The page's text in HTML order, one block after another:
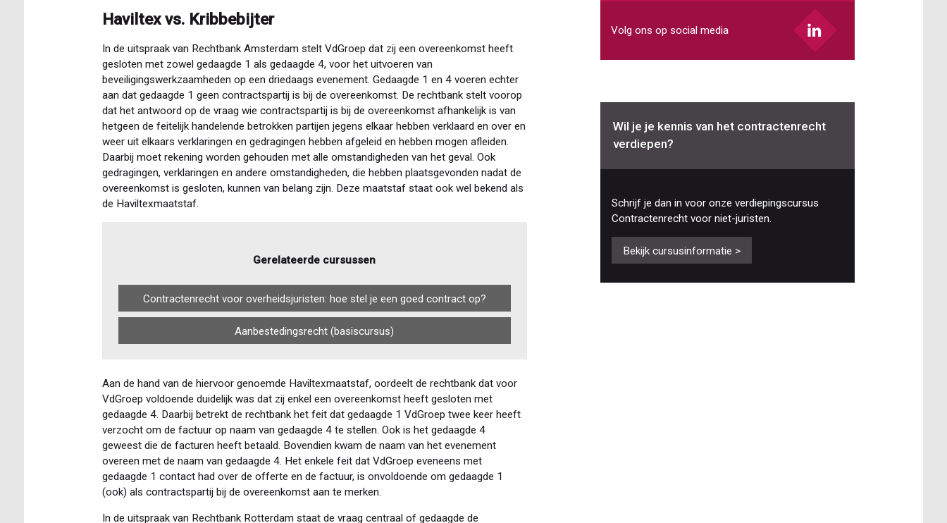
Haviltex vs. Kribbebijter
In de uitspraak van Rechtbank Amsterdam stelt VdGroep dat zij een overeenkomst heeft
gesloten met zowel gedaagde 1 als gedaagde 4, voor het uitvoeren van
beveiligingswerkzaamheden op een driedaags evenement. Gedaagde 1 en 4 voeren echter
aan dat gedaagde 1 geen contractspartij is bij de overeenkomst. De rechtbank stelt voorop
dat het antwoord op de vraag wie contractspartij is bij de overeenkomst afhankelijk is van
hetgeen de feitelijk handelende betrokken partijen jegens elkaar hebben verklaard en over en
weer uit elkaars verklaringen en gedragingen hebben afgeleid en hebben mogen afleiden.
Daarbij moet rekening worden gehouden met alle omstandigheden van het geval. Ook
gedragingen, verklaringen en andere omstandigheden, die hebben plaatsgevonden nadat de
overeenkomst is gesloten, kunnen van belang zijn. Deze maatstaf staat ook wel bekend als
de Haviltexmaatstaf.
Gerelateerde cursussen
Contractenrecht voor overheidsjuristen: hoe stel je een goed contract op?
Aanbestedingsrecht (basiscursus)
Aan de hand van de hiervoor genoemde Haviltexmaatstaf, oordeelt de rechtbank dat voor
VdGroep voldoende duidelijk was dat zij enkel een overeenkomst heeft gesloten met
gedaagde 4. Daarbij betrekt de rechtbank het feit dat gedaagde 1 VdGroep twee keer heeft
verzocht om de factuur op naam van gedaagde 4 te stellen. Ook is het gedaagde 4
geweest die de facturen heeft betaald. Bovendien kwam de naam van het evenement
overeen met de naam van gedaagde 4. Het enkele feit dat VdGroep eveneens met
gedaagde 1 contact had over de offerte en de factuur, is onvoldoende om gedaagde 1
(ook) als contractspartij bij de overeenkomst aan te merken.
In de uitspraak van Rechtbank Rotterdam staat de vraag centraal of gedaagde de
Volg ons op social media
Wil je je kennis van het contractenrecht
verdiepen?
Schrijf je dan in voor onze verdiepingscursus
Contractenrecht voor niet-juristen.
Bekijk cursusinformatie >